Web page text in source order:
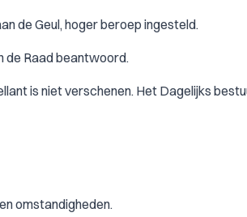
de Geul, hoger beroep ingesteld.
de Raad beantwoord.
is niet verschenen. Het Dagelijks
omstandigheden.